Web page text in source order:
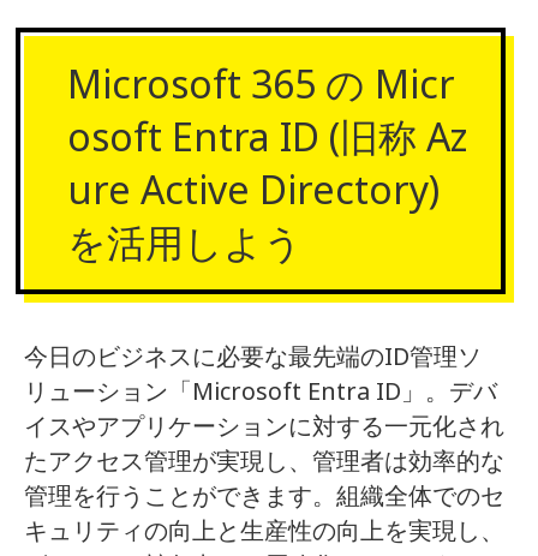
Microsoft 365 の Micr
osoft Entra ID (旧称 Az
ure Active Directory)
を活用しよう
今日のビジネスに必要な最先端のID管理ソ
リューション「Microsoft Entra ID」。デバ
イスやアプリケーションに対する一元化され
たアクセス管理が実現し、管理者は効率的な
管理を行うことができます。組織全体でのセ
キュリティの向上と生産性の向上を実現し、